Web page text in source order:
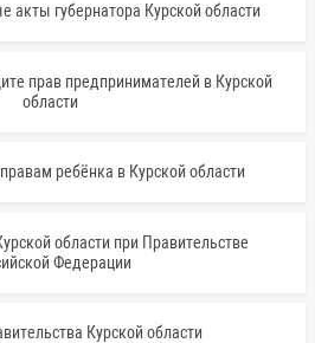
акты губернатора Курской области
прав предпринимателей в Курской
области
ребёнка в Курской области
области при Правительстве
Федерации
Курской области